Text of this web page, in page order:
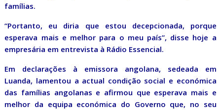
famílias.
“Portanto, eu diria que estou decepcionada, porque
esperava mais e melhor para o meu país”, disse hoje a
empresária em entrevista à Rádio Essencial.
Em declarações à emissora angolana, sedeada em
Luanda, lamentou a actual condição social e económica
das famílias angolanas e afirmou que esperava mais e
melhor da equipa económica do Governo que, no seu